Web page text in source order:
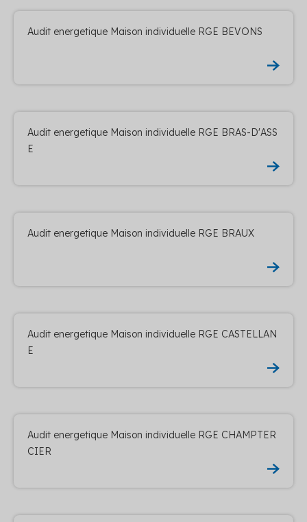
Audit energetique Maison individuelle RGE BEVONS
Audit energetique Maison individuelle RGE BRAS-D'ASS
E
Audit energetique Maison individuelle RGE BRAUX
Audit energetique Maison individuelle RGE CASTELLAN
E
Audit energetique Maison individuelle RGE CHAMPTER
CIER